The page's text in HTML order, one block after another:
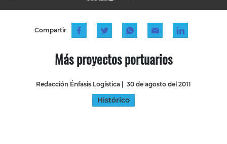
Compartir
Más proyectos portuarios
Redacción Énfasis Logística | 30 de agosto del 2011
Histórico